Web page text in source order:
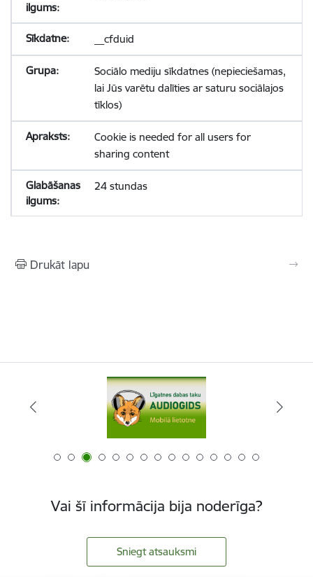
__cfduid
Sociālo mediju sīkdatnes (nepieciešamas,
lai Jūs varētu dalīties ar saturu sociālajos
tīklos)
Cookie is needed for all users for
sharing content
24 stundas
Drukāt lapu
Vai šī informācija bija noderīga?
Sniegt atsauksmi